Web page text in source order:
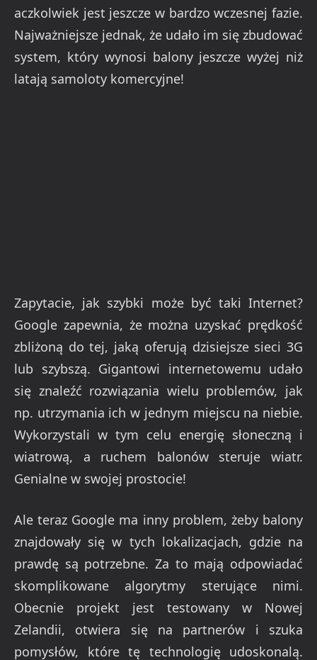
aczkolwiek jest jeszcze w bardzo wczesnej fazie.
Najważniejsze jednak, że udało im się zbudować
system, który wynosi balony jeszcze wyżej niż
latają samoloty komercyjne!
Zapytacie, jak szybki może być taki Internet?
Google zapewnia, że można uzyskać prędkość
zbliżoną do tej, jaką oferują dzisiejsze sieci 3G
lub szybszą. Gigantowi internetowemu udało
się znaleźć rozwiązania wielu problemów, jak
np. utrzymania ich w jednym miejscu na niebie.
Wykorzystali w tym celu energię słoneczną i
wiatrową, a ruchem balonów steruje wiatr.
Genialne w swojej prostocie!
Ale teraz Google ma inny problem, żeby balony
znajdowały się w tych lokalizacjach, gdzie na
prawdę są potrzebne. Za to mają odpowiadać
skomplikowane algorytmy sterujące nimi.
Obecnie projekt jest testowany w Nowej
Zelandii, otwiera się na partnerów i szuka
pomysłów, które tę technologię udoskonalą.